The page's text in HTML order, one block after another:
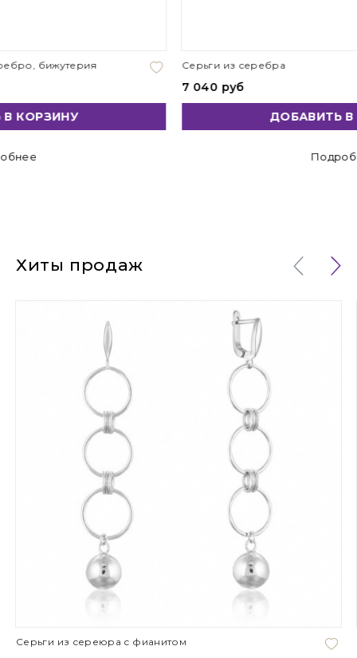
Серьги из серебра
ДОБАВИТЬ В КОРЗИНУ
Хиты продаж
Серьги из сереюра с фианитом